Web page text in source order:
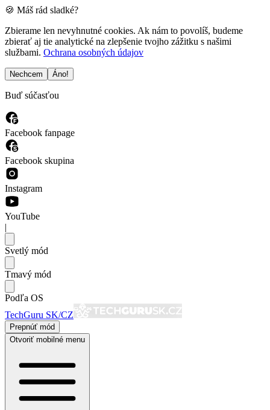
🍪 Máš rád sladké?
Zbierame len nevyhnutné cookies. Ak nám to povolíš, budeme
zbierať aj tie analytické na zlepšenie tvojho zážitku s našimi
službami. Ochrana osobných údajov
Nechcem Áno!
Buď súčasťou
Facebook fanpage
Facebook skupina
Instagram
YouTube
|
Svetlý mód
Tmavý mód
Podľa OS
TechGuru SK/CZ
Prepnúť mód
Otvoriť mobilné menu